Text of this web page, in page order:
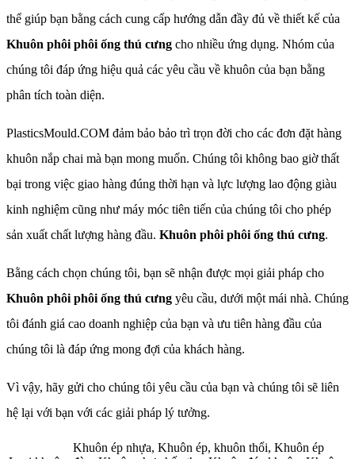
thể giúp bạn bằng cách cung cấp hướng dẫn đầy đủ về thiết kế của
Khuôn phôi phôi ống thú cưng cho nhiều ứng dụng. Nhóm của
chúng tôi đáp ứng hiệu quả các yêu cầu về khuôn của bạn bằng
phân tích toàn diện.
PlasticsMould.COM đảm bảo bảo trì trọn đời cho các đơn đặt hàng
khuôn nắp chai mà bạn mong muốn. Chúng tôi không bao giờ thất
bại trong việc giao hàng đúng thời hạn và lực lượng lao động giàu
kinh nghiệm cũng như máy móc tiên tiến của chúng tôi cho phép
sản xuất chất lượng hàng đầu. Khuôn phôi phôi ống thú cưng.
Bằng cách chọn chúng tôi, bạn sẽ nhận được mọi giải pháp cho
Khuôn phôi phôi ống thú cưng yêu cầu, dưới một mái nhà. Chúng
tôi đánh giá cao doanh nghiệp của bạn và ưu tiên hàng đầu của
chúng tôi là đáp ứng mong đợi của khách hàng.
Vì vậy, hãy gửi cho chúng tôi yêu cầu của bạn và chúng tôi sẽ liên
hệ lại với bạn với các giải pháp lý tưởng.
Khuôn ép nhựa, Khuôn ép, khuôn thổi, Khuôn ép